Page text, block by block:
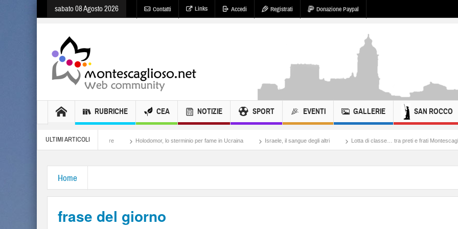
sabato 08 Agosto 2026 Contatti Links Accedi Registrati Donazione Paypal
RUBRICHE CEA NOTIZIE SPORT EVENTI GALLERIE SAN ROCCO
ULTIMI ARTICOLI
Meloni, il lamento al potere Holodomor, lo sterminio per fame in Ucraina Israele, il sangue degli altri Lotta di classe… tra preti e frati Montescaglioso
Home
frase del giorno